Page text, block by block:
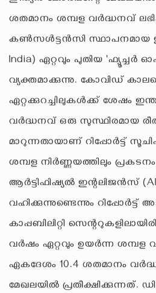
ശതമാനം ശമ്പള വർദ്ധനവ്
കൺസൾട്ടൻസി സ്ഥാപനമായ
India) ഏറ്റവും പുതിയ 'ഫ്യൂച്ചർ
വ്യക്തമാക്കുന്നു. കോവിഡ്
ഏറ്റക്കുറച്ചിലുകൾക്ക് ശേഷം
വർദ്ധനവ് ഒരു സുസ്ഥിരമായ
മാറുന്നതായാണ് റിപ്പോർട്ട്
ശമ്പള നിർണ്ണയത്തിലും
ആർട്ടിഫിഷ്യൽ ഇന്റലിജൻസ്
വഹിക്കുന്നുണ്ടെന്നും റിപ്പോർട്ട്
കാപ്പബിലിറ്റി
വർഷം ഏറ്റവും ഉയർന്ന ശമ്പള
ഏകദേശം 10.4 ശതമാനം
മേഖലയിൽ പ്രതീക്ഷിക്കുന്നത്.